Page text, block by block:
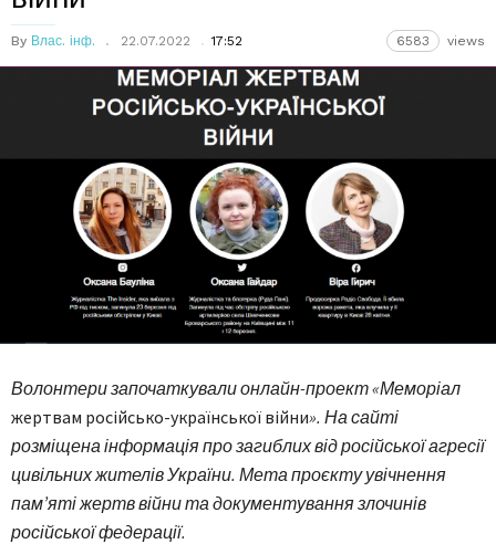
By Влас. інф. 22.07.2022 17:52 6583 views
Волонтери започаткували онлайн-проект «Меморіал
жертвам російсько-української війни». На сайті
розміщена інформація про загиблих від російської агресії
цивільних жителів України. Мета проєкту увічнення
пам’яті жертв війни та документування злочинів
російської федерації.